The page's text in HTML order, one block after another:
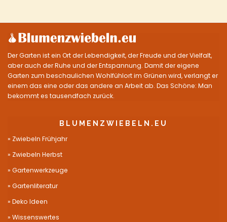
Der Garten ist ein Ort der Lebendigkeit, der Freude und der Vielfalt,
aber auch der Ruhe und der Entspannung. Damit der eigene
Garten zum beschaulichen Wohlfühlort im Grünen wird, verlangt er
einem das eine oder das andere an Arbeit ab. Das Schöne: Man
bekommt es tausendfach zurück.
BLUMENZWIEBELN.EU
Zwiebeln Frühjahr
Zwiebeln Herbst
Gartenwerkzeuge
Gartenliteratur
Deko Ideen
Wissenswertes